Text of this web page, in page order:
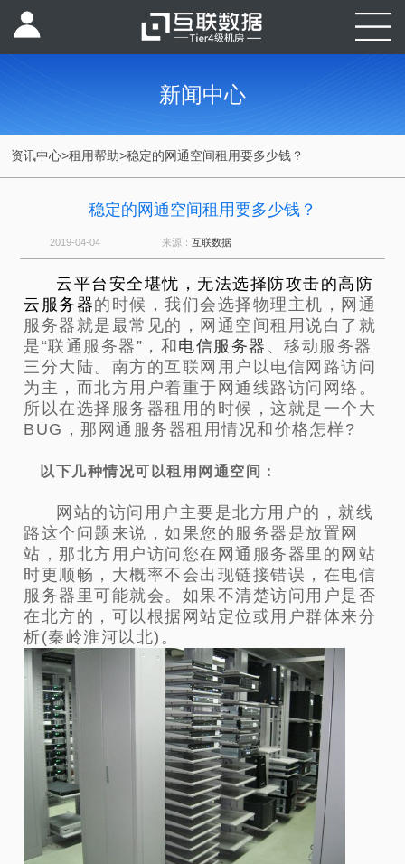
新闻中心
资讯中心>租用帮助>稳定的网通空间租用要多少钱？
稳定的网通空间租用要多少钱？
2019-04-04 来源： 互联数据
云平台安全堪忧，无法选择防攻击的高防
云服务器的时候，我们会选择物理主机，网通
服务器就是最常见的，网通空间租用说白了就
是“联通服务器”，和 电信服务器 、移动服务器
三分大陆。南方的互联网用户以电信网路访问
为主，而北方用户着重于网通线路访问网络。
所以在选择服务器租用的时候，这就是一个大
BUG，那网通服务器租用情况和价格怎样?
以下几种情况可以租用网通空间：
网站的访问用户主要是北方用户的，就线
路这个问题来说，如果您的服务器是放置网
站，那北方用户访问您在网通服务器里的网站
时更顺畅，大概率不会出现链接错误，在电信
服务器里可能就会。如果不清楚访问用户是否
在北方的，可以根据网站定位或用户群体来分
析(秦岭淮河以北)。